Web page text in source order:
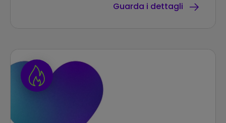
Guarda i dettagli